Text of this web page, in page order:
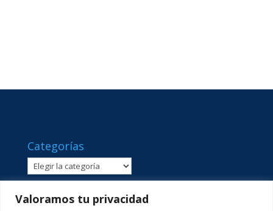
Valoramos tu privacidad
Categorías
Categorías